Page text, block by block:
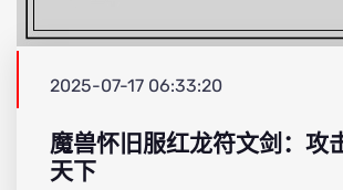
2025-07-17 06:33:20
魔兽怀旧服红龙符文剑：攻
天下